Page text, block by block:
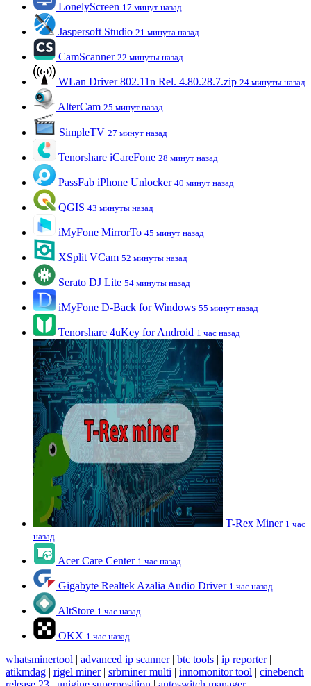
LonelyScreen 17 минут назад
Jaspersoft Studio 21 минута назад
CamScanner 22 минуты назад
WLan Driver 802.11n Rel. 4.80.28.7.zip 24 минуты назад
AlterCam 25 минут назад
SimpleTV 27 минут назад
Tenorshare iCareFone 28 минут назад
PassFab iPhone Unlocker 40 минут назад
QGIS 43 минуты назад
iMyFone MirrorTo 45 минут назад
XSplit VCam 52 минуты назад
Serato DJ Lite 54 минуты назад
iMyFone D-Back for Windows 55 минут назад
Tenorshare 4uKey for Android 1 час назад
T-Rex Miner 1 час
назад
Acer Care Center 1 час назад
Gigabyte Realtek Azalia Audio Driver 1 час назад
AltStore 1 час назад
OKX 1 час назад
whatsminertool | advanced ip scanner| btc tools | ip reporter|
atikmdag | rigel miner| srbminer multi | innomonitor tool | cinebench